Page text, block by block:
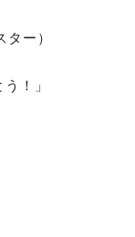
ー）
！」